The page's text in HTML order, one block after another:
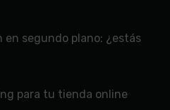
en segundo plano: ¿estás
para tu tienda online